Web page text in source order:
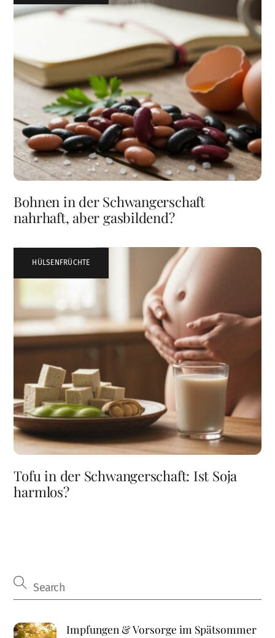
Bohnen in der Schwangerschaft
nahrhaft, aber gasbildend?
HÜLSENFRÜCHTE
Tofu in der Schwangerschaft: Ist Soja
harmlos?
Impfungen & Vorsorge im Spätsommer